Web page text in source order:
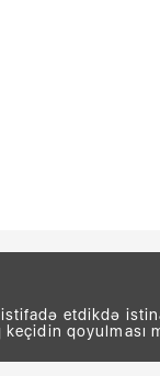
etdikdə
qoyulması